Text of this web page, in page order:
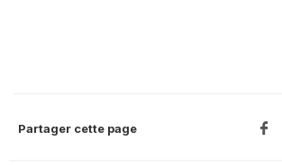
Partager cette page